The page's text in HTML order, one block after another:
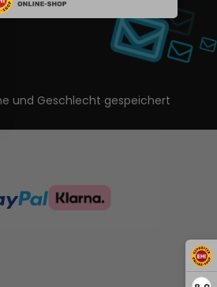
und Geschlecht gespeichert